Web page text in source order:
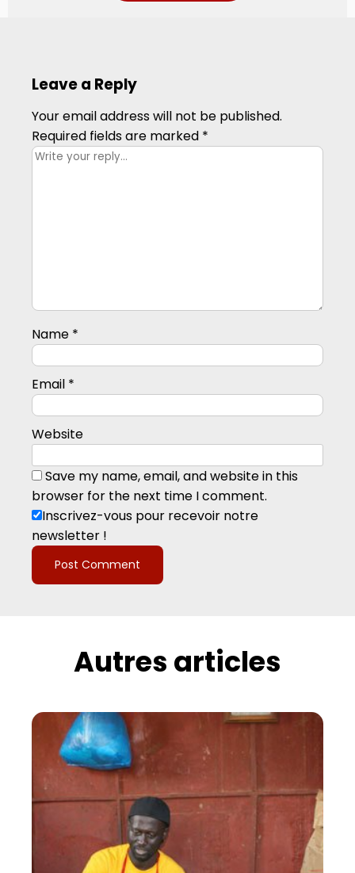
Leave a Reply
Your email address will not be published.
Required fields are marked *
Name *
Email *
Website
Save my name, email, and website in this
browser for the next time I comment.
Inscrivez-vous pour recevoir notre
newsletter !
Autres articles